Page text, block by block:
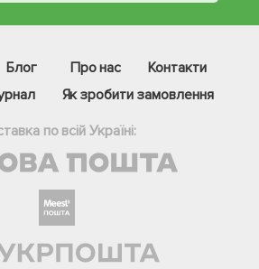
Блог Про нас
Контакти
Як зробити замовлення
по всій Україні:
Телеграм